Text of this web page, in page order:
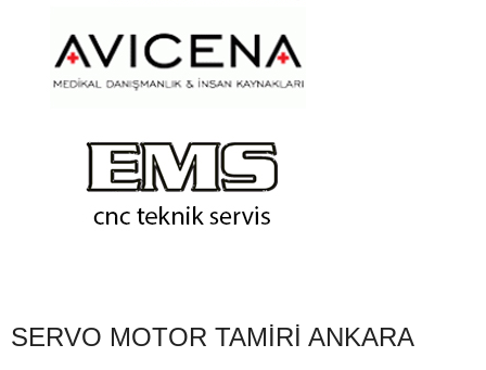
SERVO MOTOR TAMIRI ANKARA